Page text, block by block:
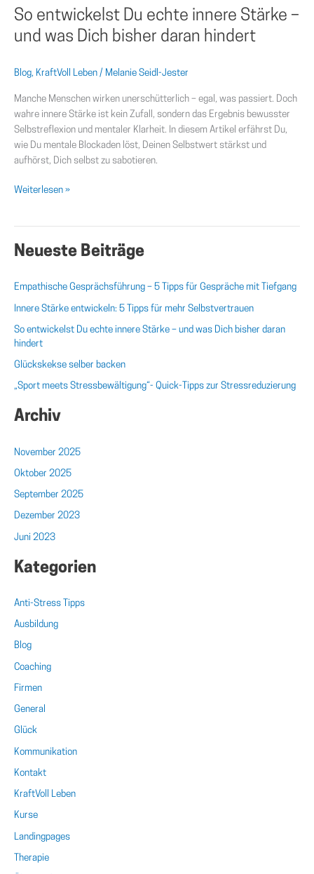
So entwickelst Du echte innere Stärke –
und was Dich bisher daran hindert
Blog, KraftVoll Leben / Melanie Seidl-Jester
Manche Menschen wirken unerschütterlich – egal, was passiert. Doch
wahre innere Stärke ist kein Zufall, sondern das Ergebnis bewusster
Selbstreflexion und mentaler Klarheit. In diesem Artikel erfährst Du,
wie Du mentale Blockaden löst, Deinen Selbstwert stärkst und
aufhörst, Dich selbst zu sabotieren.
echte
Stärke
und
Weiterlesen »
Neueste Beiträge
Empathische Gesprächsführung – 5 Tipps für Gespräche mit Tiefgang
Innere Stärke entwickeln: 5 Tipps für mehr Selbstvertrauen
So entwickelst Du echte innere Stärke – und was Dich bisher daran
hindert
Glückskekse selber backen
„Sport meets Stressbewältigung“- Quick-Tipps zur Stressreduzierung
Archiv
November 2025
Oktober 2025
September 2025
Dezember 2023
Juni 2023
Kategorien
Anti-Stress Tipps
Ausbildung
Blog
Coaching
Firmen
General
Glück
Kommunikation
Kontakt
KraftVoll Leben
Kurse
Landingpages
Therapie